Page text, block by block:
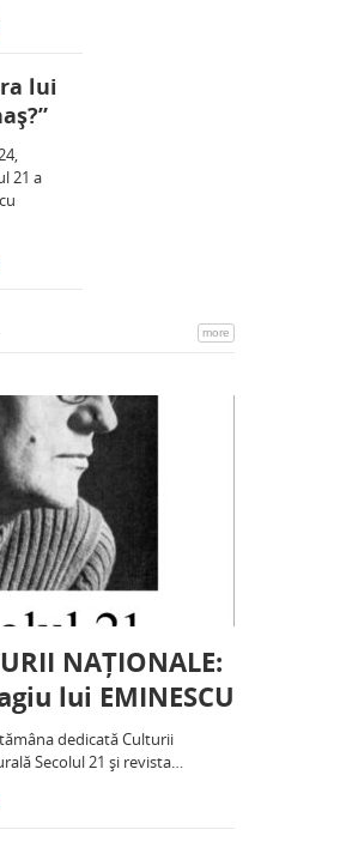
lui
21 a
more
NAȚIONALE:
lui EMINESCU
dedicată Culturii
Secolul 21 și revista…